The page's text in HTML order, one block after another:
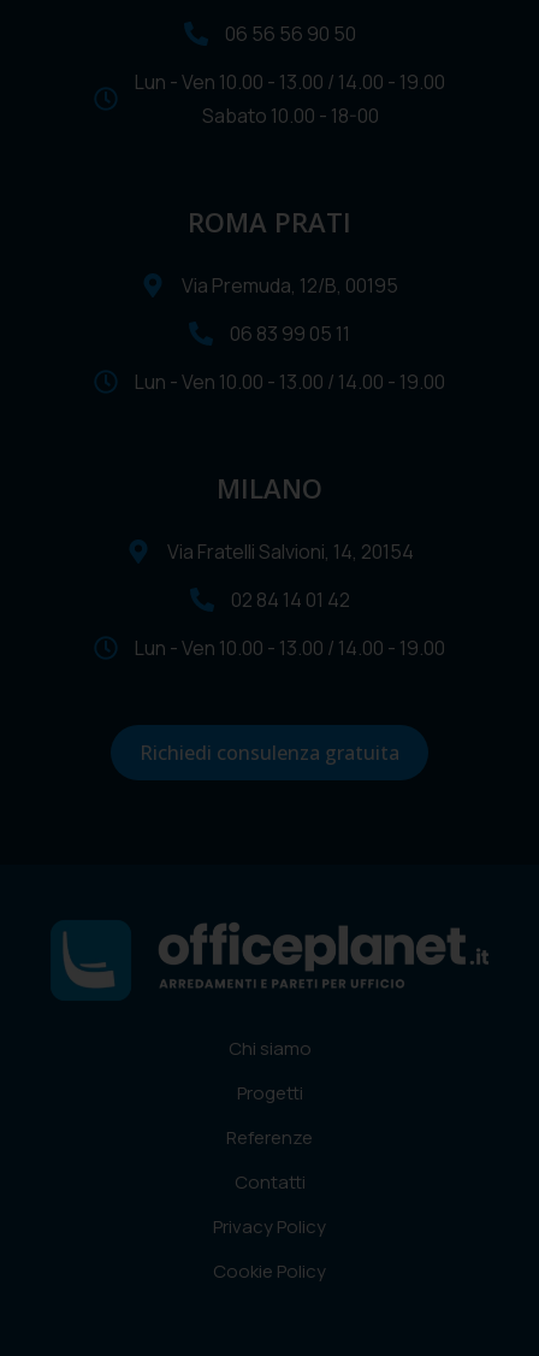
06 56 56 90 50
Lun - Ven 10.00 - 13.00 / 14.00 - 19.00
Sabato 10.00 - 18-00
ROMA PRATI
Via Premuda, 12/B, 00195
06 83 99 05 11
Lun - Ven 10.00 - 13.00 / 14.00 - 19.00
MILANO
Via Fratelli Salvioni, 14, 20154
02 84 14 01 42
Lun - Ven 10.00 - 13.00 / 14.00 - 19.00
Richiedi consulenza gratuita
Chi siamo
Progetti
Referenze
Contatti
Privacy Policy
Cookie Policy